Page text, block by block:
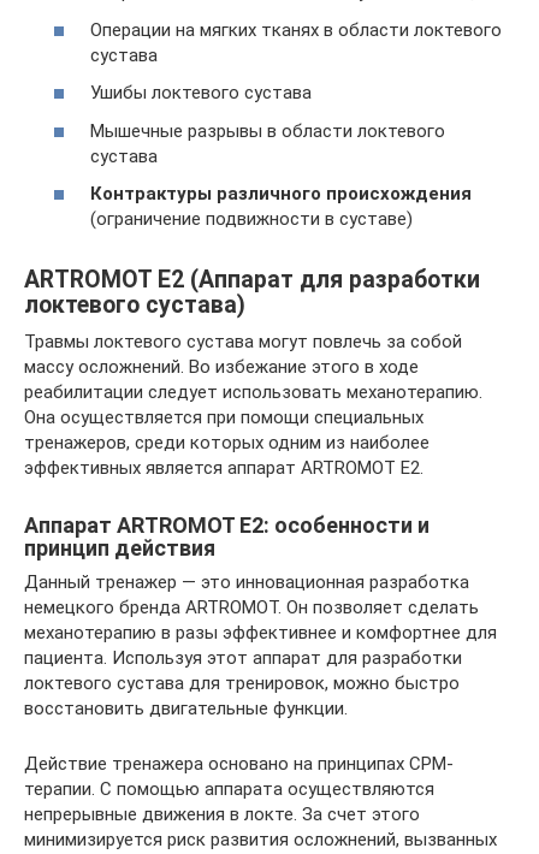
Операции на мягких тканях в области локтевого
сустава
Ушибы локтевого сустава
Мышечные разрывы в области локтевого
сустава
Контрактуры различного происхождения
(ограничение подвижности в суставе)
ARTROMOT E2 (Аппарат для разработки
локтевого сустава)
Травмы локтевого сустава могут повлечь за собой
массу осложнений. Во избежание этого в ходе
реабилитации следует использовать механотерапию.
Она осуществляется при помощи специальных
тренажеров, среди которых одним из наиболее
эффективных является аппарат ARTROMOT E2.
Аппарат ARTROMOT E2: особенности и
принцип действия
Данный тренажер — это инновационная разработка
немецкого бренда ARTROMOT. Он позволяет сделать
механотерапию в разы эффективнее и комфортнее для
пациента. Используя этот аппарат для разработки
локтевого сустава для тренировок, можно быстро
восстановить двигательные функции.
Действие тренажера основано на принципах CPM-
терапии. С помощью аппарата осуществляются
непрерывные движения в локте. За счет этого
минимизируется риск развития осложнений, вызванных